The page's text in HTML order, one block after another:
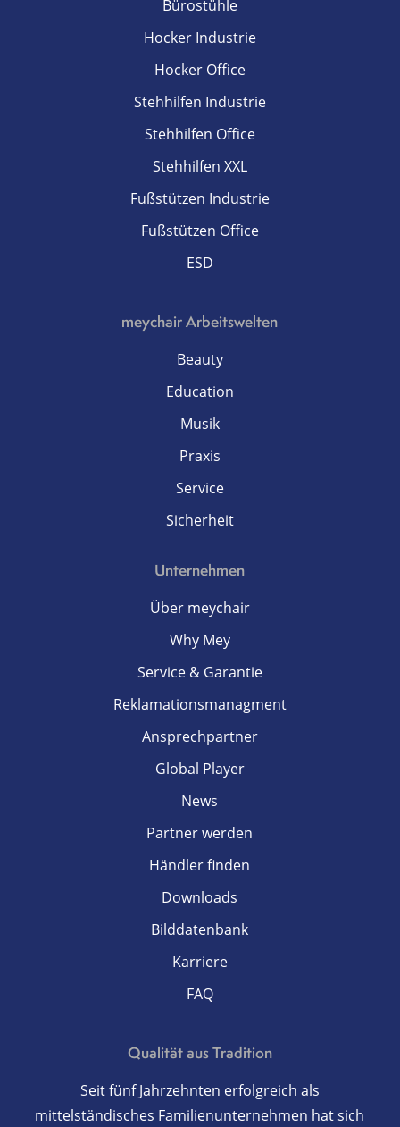
Bürostühle
Hocker Industrie
Hocker Office
Stehhilfen Industrie
Stehhilfen Office
Stehhilfen XXL
Fußstützen Industrie
Fußstützen Office
ESD
meychair Arbeitswelten
Beauty
Education
Musik
Praxis
Service
Sicherheit
Unternehmen
Über meychair
Why Mey
Service & Garantie
Reklamationsmanagment
Ansprechpartner
Global Player
News
Partner werden
Händler finden
Downloads
Bilddatenbank
Karriere
FAQ
Qualität aus Tradition
Seit fünf Jahrzehnten erfolgreich als
mittelständisches Familienunternehmen hat sich